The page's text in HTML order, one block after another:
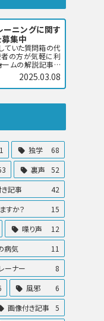
ーニングに関す
募集中
ていた質問箱の代
者の方が気軽に利
ームの解説記事で
2025.03.08
独学
68
裏声
52
記事
42
すか？
15
喋り声
12
病気
11
ーナー
8
風邪
6
画像付き記事
5